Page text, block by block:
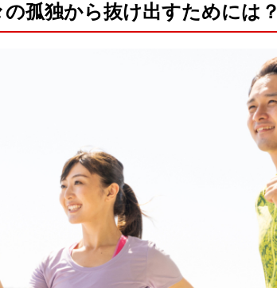
孤独から抜け出すためには？